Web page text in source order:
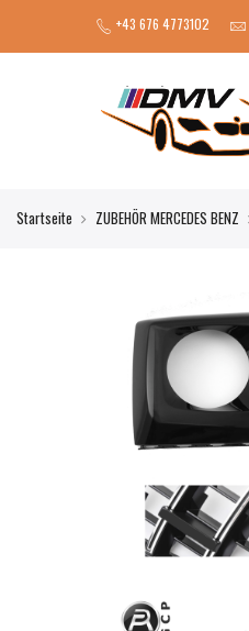
+43 676 4773102
Startseite ZUBEHÖR MERCEDES BENZ